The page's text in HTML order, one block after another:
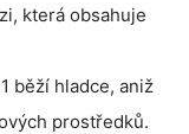
která obsahuje
běží hladce, aniž
prostředků.